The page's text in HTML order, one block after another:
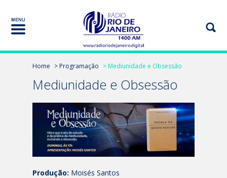
Home > Programação > Mediunidade e Obsessão
Mediunidade e Obsessão
Produção: Moisés Santos